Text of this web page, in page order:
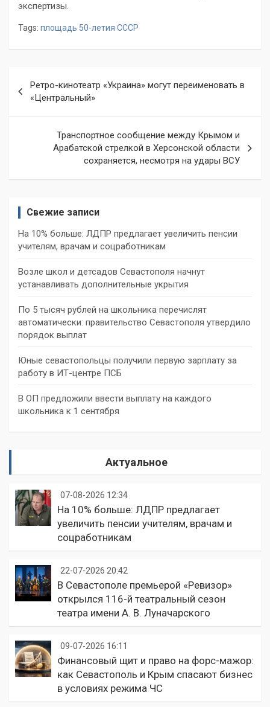
экспертизы.
Tags: площадь 50-летия СССР
по
записям
Ретро-кинотеатр «Украина» могут переименовать в
«Центральный»
Транспортное сообщение между Крымом и
Арабатской стрелкой в Херсонской области
сохраняется, несмотря на удары ВСУ
Свежие записи
На 10% больше: ЛДПР предлагает увеличить пенсии
учителям, врачам и соцработникам
Возле школ и детсадов Севастополя начнут
устанавливать дополнительные укрытия
По 5 тысяч рублей на школьника перечислят
автоматически: правительство Севастополя утвердило
порядок выплат
Юные севастопольцы получили первую зарплату за
работу в ИТ-центре ПСБ
В ОП предложили ввести выплату на каждого
школьника к 1 сентября
Актуальное
07-08-2026 12:34
На 10% больше: ЛДПР предлагает
увеличить пенсии учителям, врачам и
соцработникам
22-07-2026 20:42
В Севастополе премьерой «Ревизор»
открылся 116-й театральный сезон
театра имени А. В. Луначарского
09-07-2026 16:11
Финансовый щит и право на форс-мажор:
как Севастополь и Крым спасают бизнес
в условиях режима ЧС